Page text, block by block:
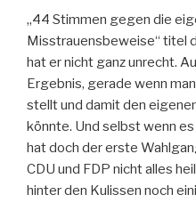
„44 Stimmen gegen die
Misstrauensbeweise“ titel
hat er nicht ganz unrecht.
Ergebnis, gerade wenn
stellt und damit den
könnte. Und selbst wenn
hat doch der erste
CDU und FDP nicht alles
hinter den Kulissen noch